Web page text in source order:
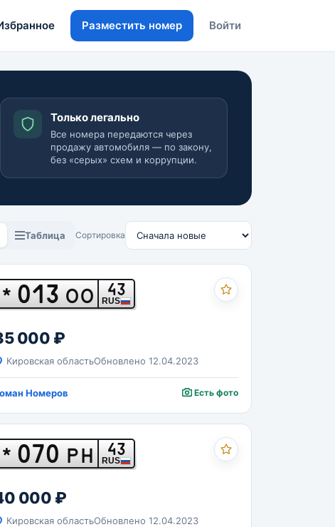
Разместить номер Войти
Только легально
Все номера передаются через
продажу автомобиля — по закону,
без «серых» схем и коррупции.
Таблица Сортировка
* 013 ОО 43
RUS
000 ₽
Кировская областьОбновлено 12.04.2023
Номеров Есть фото
* 070 РН 43
RUS
000 ₽
Кировская областьОбновлено 12.04.2023